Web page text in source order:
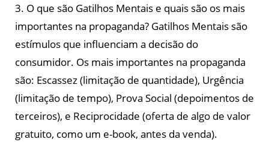
3. O que são Gatilhos Mentais e quais são os mais
importantes na propaganda? Gatilhos Mentais são
estímulos que influenciam a decisão do
consumidor. Os mais importantes na propaganda
são: Escassez (limitação de quantidade), Urgência
(limitação de tempo), Prova Social (depoimentos de
terceiros), e Reciprocidade (oferta de algo de valor
gratuito, como um e-book, antes da venda).